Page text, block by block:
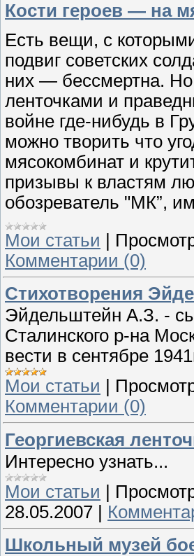
Кости героев — на
Есть вещи, с
подвиг советских
них — бессмертна. Но
ленточками и
войне где-нибудь в
можно творить что
мясокомбинат и
призывы к властям
обозреватель "МК”,
Мои статьи |
Комментарии (0)
Стихотворения
Эйдельштейн А.З. -
Сталинского р-на
вести в сентябре
Мои статьи
Комментарии (0)
Георгиевская
Интересно узнать...
Мои статьи |
28.05.2007 |
Школьный музей